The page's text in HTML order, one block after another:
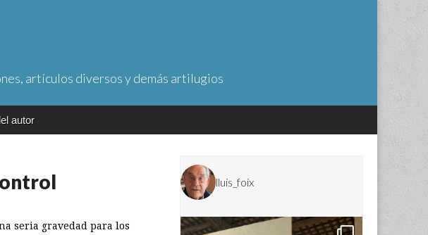
artículos diversos y demás artilugios
autor
seria gravedad para los
lluis_foix